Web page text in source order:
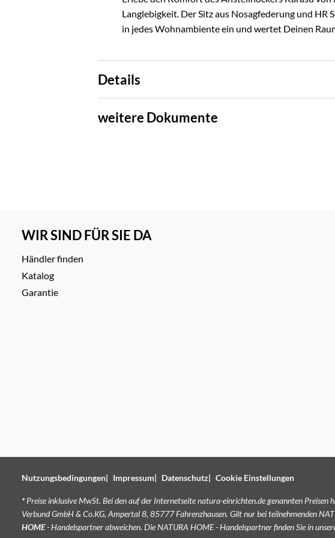
Langlebigkeit. Der Sitz aus Nosagfederung und
in jedes Wohnambiente ein und wertet Deinen
Details
weitere Dokumente
WIR SIND FÜR SIE DA
Händler finden
Katalog
Garantie
Nutzungsbedingungen Impressum Datenschutz Cookie Einstellungen
*Preise inklusive MwSt. Bei den auf der Internetseite natura-einrichten.de genannten Preisen
Verbund GmbH & Co.KG, Ampertal 8, 85777 Fahrenzhausen. Gilt nur bei teilnehmenden
HOME- Handelspartner abweichen. Die NATURA HOME - Handelspartner finden Sie in